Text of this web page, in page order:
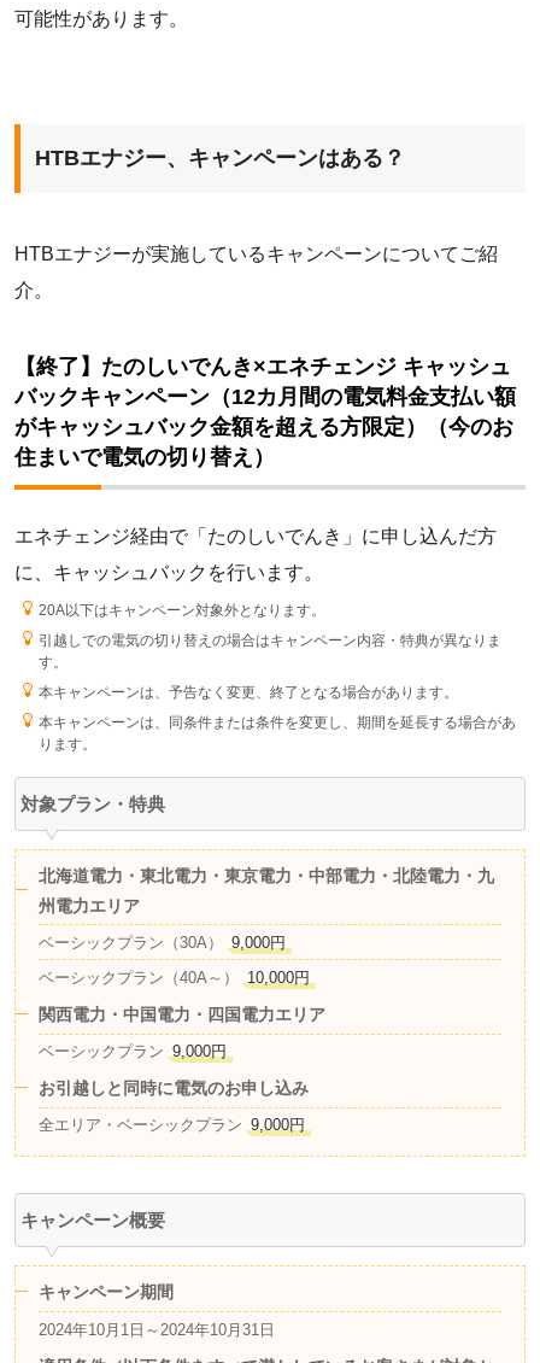
可能性があります。
HTBエナジー、キャンペーンはある？
HTBエナジーが実施しているキャンペーンについてご紹
介。
【終了】たのしいでんき×エネチェンジ キャッシュ
バックキャンペーン（12カ月間の電気料金支払い額
がキャッシュバック金額を超える方限定）（今のお
住まいで電気の切り替え）
エネチェンジ経由で「たのしいでんき」に申し込んだ方
に、キャッシュバックを行います。
20A以下はキャンペーン対象外となります。
引越しでの電気の切り替えの場合はキャンペーン内容・特典が異なりま
す。
本キャンペーンは、予告なく変更、終了となる場合があります。
本キャンペーンは、同条件または条件を変更し、期間を延長する場合があ
ります。
対象プラン・特典
北海道電力・東北電力・東京電力・中部電力・北陸電力・九
州電力エリア
ベーシックプラン（30A）
9,000円
ベーシックプラン（40A～）
10,000円
関西電力・中国電力・四国電力エリア
ベーシックプラン 9,000円
お引越しと同時に電気のお申し込み
全エリア・ベーシックプラン 9,000円
キャンペーン概要
キャンペーン期間
2024年10月1日～2024年10月31日